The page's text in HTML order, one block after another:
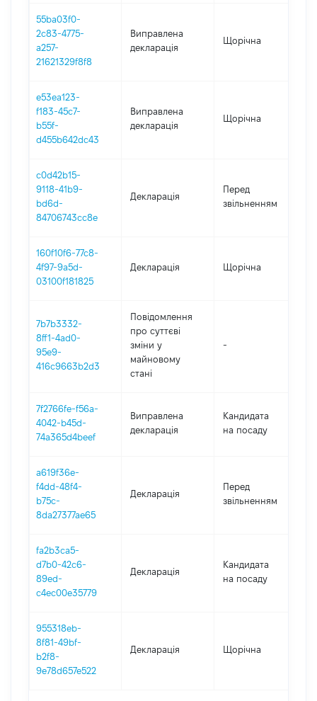
55ba03f0-
2c83-4775-
a257-
21621329f8f8
Виправлена
декларація
Щорічна
e53ea123-
f183-45c7-
b55f-
d455b642dc43
Виправлена
декларація
Щорічна
c0d42b15-
9118-41b9-
bd6d-
84706743cc8e
Декларація
Перед
звільненням
160f10f6-77c8-
4f97-9a5d-
03100f181825
Декларація Щорічна
7b7b3332-
8ff1-4ad0-
95e9-
416c9663b2d3
Повідомлення
про суттєві
зміни y
майновому
стані
-
7f2766fe-f56a-
4042-b45d-
74a365d4beef
Виправлена
декларація
Кандидата
на посаду
a619f36e-
f4dd-48f4-
b75c-
8da27377ae65
Декларація
Перед
звільненням
fa2b3ca5-
d7b0-42c6-
89ed-
c4ec00e35779
Декларація
Кандидата
на посаду
955318eb-
8f81-49bf-
b2f8-
9e78d657e522
Декларація Щорічна